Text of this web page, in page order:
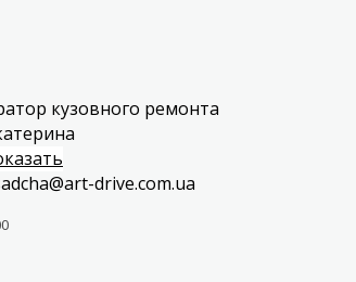
кузовного ремонта
02
drive.com.ua